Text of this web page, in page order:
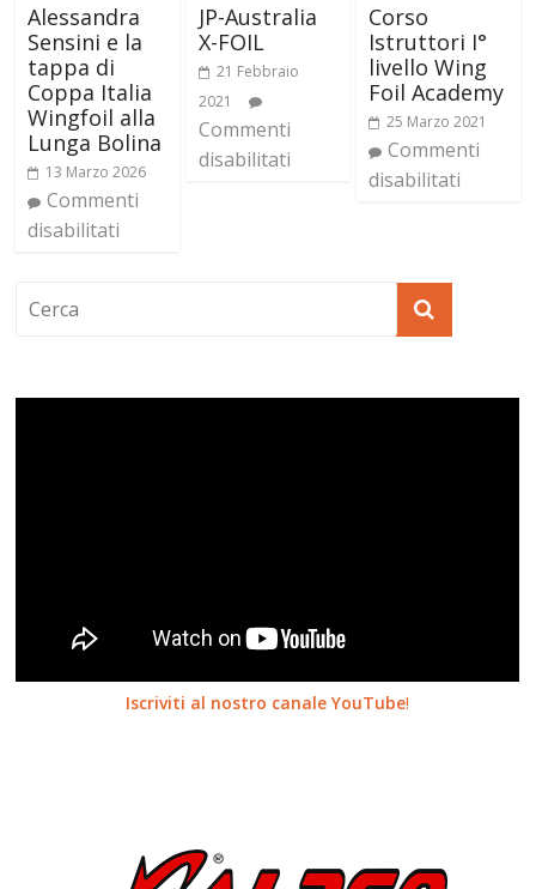
Alessandra
Sensini e la
tappa di
Coppa Italia
Wingfoil alla
Lunga Bolina
13 Marzo 2026
Commenti
disabilitati
JP-Australia
X-FOIL
21 Febbraio
2021
Commenti
disabilitati
Corso
Istruttori I°
livello Wing
Foil Academy
25 Marzo 2021
Commenti
disabilitati
Iscriviti al nostro canale YouTube!